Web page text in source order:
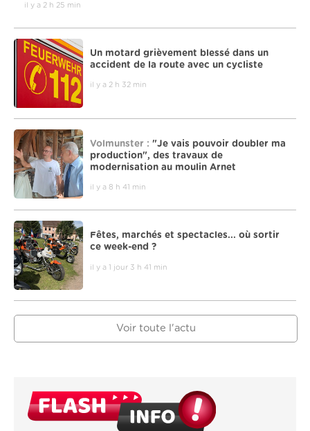
il y a 2 h 25 min
Un motard grièvement blessé dans un
accident de la route avec un cycliste
il y a 2 h 32 min
Volmunster : "Je vais pouvoir doubler ma
production", des travaux de
modernisation au moulin Arnet
il y a 8 h 41 min
Fêtes, marchés et spectacles... où sortir
ce week-end ?
il y a 1 jour 3 h 41 min
Voir toute l'actu